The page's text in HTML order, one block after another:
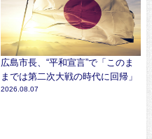
広島市長、“平和宣言”で「このま
までは第二次大戦の時代に回帰」
2026.08.07